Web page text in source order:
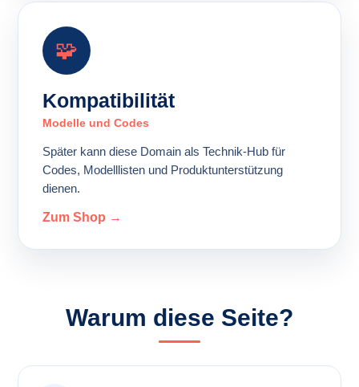
🧩
Kompatibilität
Modelle und Codes
Später kann diese Domain als Technik-Hub für
Codes, Modelllisten und Produktunterstützung
dienen.
Zum Shop →
Warum diese Seite?